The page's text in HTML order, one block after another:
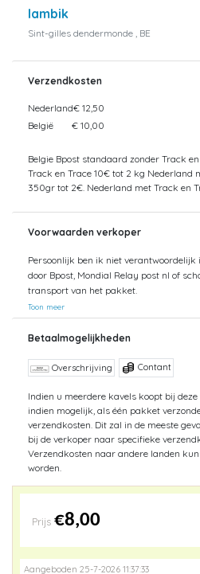
lambik
Sint-gilles dendermonde , BE
Verzendkosten
Nederland€ 12,50
België
€ 10,00
Belgie Bpost standaard zonder Track
Track en Trace 10€ tot 2 kg Nederland
350gr tot 2€. Nederland met Track en
Voorwaarden verkoper
Persoonlijk ben ik niet verantwoordelijk
door Bpost, Mondial Relay post nl of
transport van het pakket.
Toon meer
Betaalmogelijkheden
Overschrijving Contant
Indien u meerdere kavels koopt bij
indien mogelijk, als één pakket
verzendkosten. Dit zal in de meeste
bij de verkoper naar specifieke
Verzendkosten naar andere landen
worden.
Prijs €8,00
Aangeboden 25-7-2026 11:37:33